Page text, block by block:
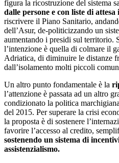
La proposta di Mangialardi è
ha indicato come potenziale
consultazioni ed un ballottaggio
muoversi tra le proposte
rettore dell’Università Politecnica
Mangialardi, è quest’ultimo che ha
Mangialardi ricalca per certi
uscente delle Marche. Dai banchi
Senigallia inizia come consigliere
assessore comunale alle
al 2010. Diventa sindaco della città
per un secondo mandato nel 2015,
(Associazione Nazionale
eletto per due mandati consecutivi.